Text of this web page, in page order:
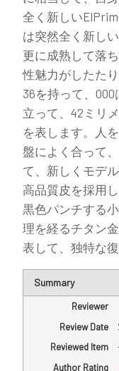
全く新しい
は突然全く新し
更に成熟して落
性魅力がしたた
36を持って、
立って、42ミリ
を表します。人
盤によく合って
て、新しくモデ
高品質皮を採用
黒色パンチする
理を経るチタン
表して、独特な
Summary
Reviewer
Review Date
Reviewed Item
Author Rating